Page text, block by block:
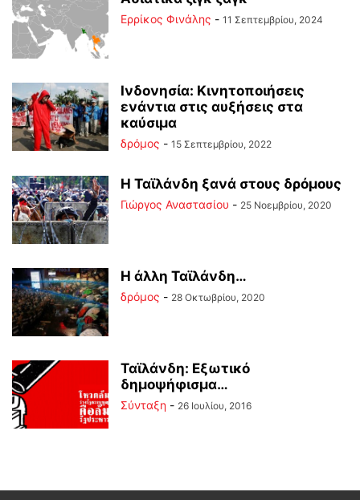
Ερρίκος Φινάλης - 11 Σεπτεμβρίου, 2024
Ινδονησία: Κινητοποιήσεις
ενάντια στις αυξήσεις στα
καύσιμα
δρόμος - 15 Σεπτεμβρίου, 2022
H Ταϊλάνδη ξανά στους δρόμους
Γιώργος Αναστασίου - 25 Νοεμβρίου, 2020
Η άλλη Ταϊλάνδη…
δρόμος - 28 Οκτωβρίου, 2020
Ταϊλάνδη: Εξωτικό
δημοψήφισμα…
Σύνταξη - 26 Ιουλίου, 2016